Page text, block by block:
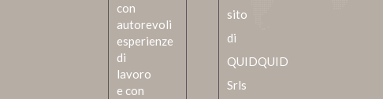
con
autorevoli
esperienze
di
lavoro
e con
sito
di
QUIDQUID
Srls